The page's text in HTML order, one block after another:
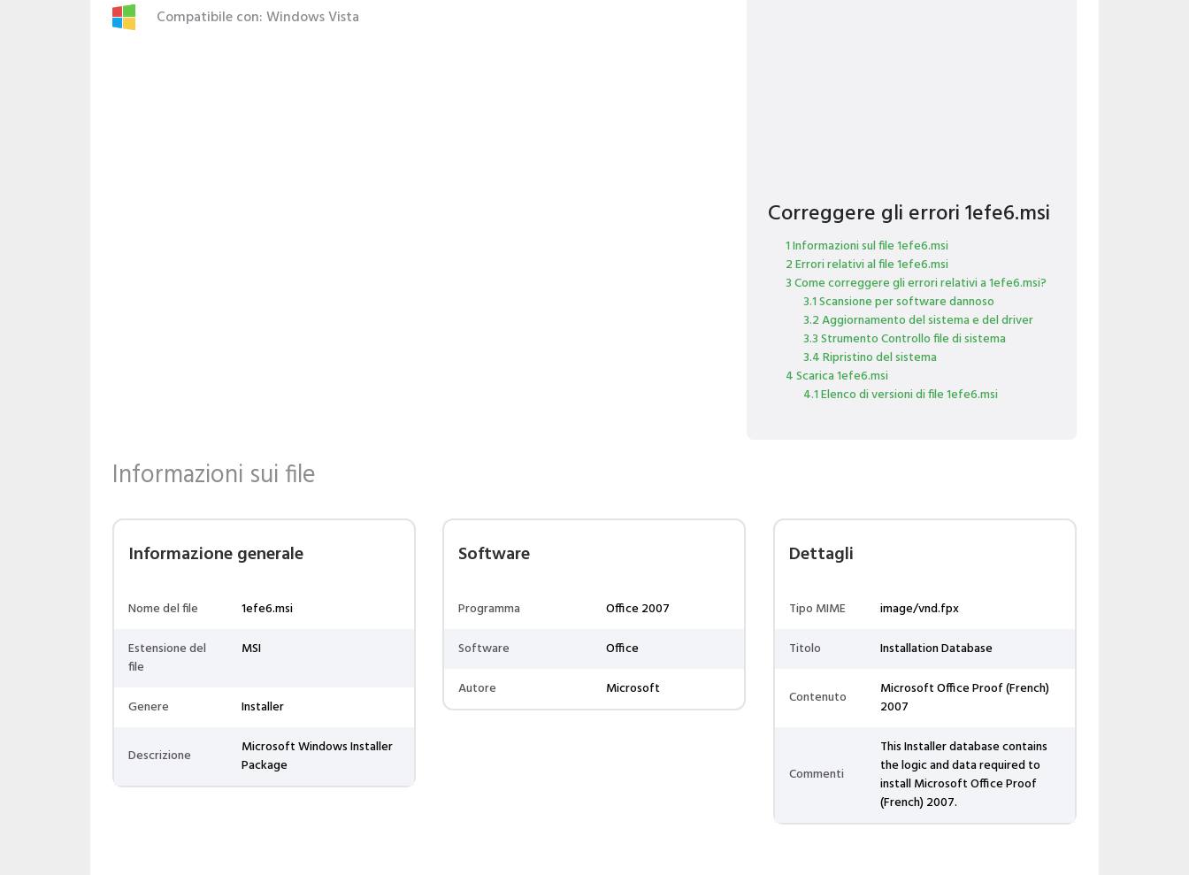
Compatibile con: Windows Vista
Correggere gli errori 1efe6.msi
1 Informazioni sul file 1efe6.msi
2 Errori relativi al file 1efe6.msi
3 Come correggere gli errori relativi a 1efe6.msi?
3.1 Scansione per software dannoso
3.2 Aggiornamento del sistema e del driver
3.3 Strumento Controllo file di sistema
3.4 Ripristino del sistema
4 Scarica 1efe6.msi
4.1 Elenco di versioni di file 1efe6.msi
Informazioni sui file
Informazione generale
Nome del file
1efe6.msi
Estensione del
file
MSI
Genere Installer
Descrizione
Microsoft Windows Installer
Package
Software
Programma
Office 2007
Software
Office
Autore
Microsoft
Dettagli
Tipo MIME
image/vnd.fpx
Titolo
Installation Database
Contenuto
Microsoft Office Proof (French)
2007
Commenti
This Installer database contains
the logic and data required to
install Microsoft Office Proof
(French) 2007.